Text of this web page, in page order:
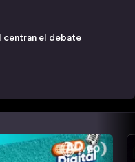
centran el debate